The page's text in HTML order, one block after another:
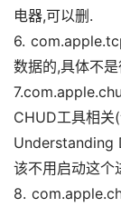
常
见
问
题
短
视
电器,可以删.
6.
数据的,具体不
CHUD工具相
Understanding
该不用启动这个
8.